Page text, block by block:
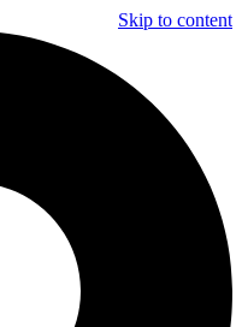
Skip to content